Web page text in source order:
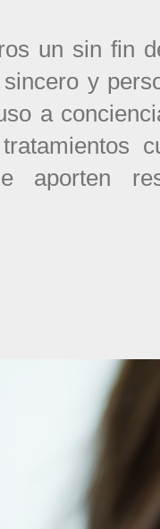
un sin fin
y
a
aporten